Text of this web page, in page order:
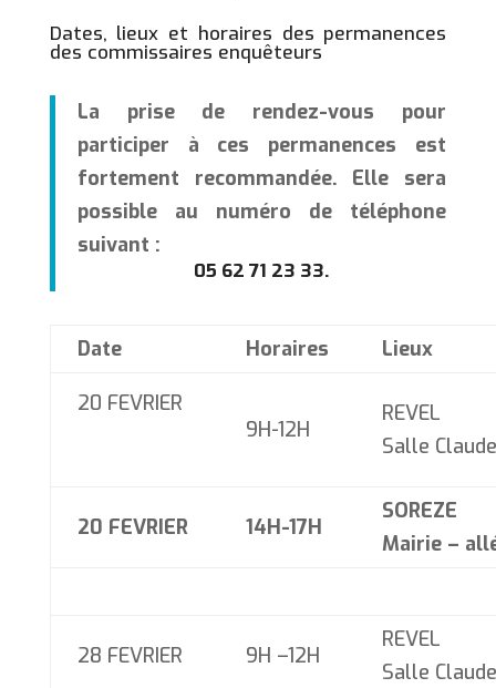
Dates, lieux et horaires des permanences
des commissaires enquêteurs
La prise de rendez-vous pour
participer à ces permanences est
fortement recommandée. Elle sera
possible au numéro de téléphone
suivant :
05 62 71 23 33.
Date Horaires Lieux
20 FEVRIER
9H-12H
REVEL
Salle
20 FEVRIER 14H-17H
SOREZE
Mairie –
28 FEVRIER 9H –12H
REVEL
Salle